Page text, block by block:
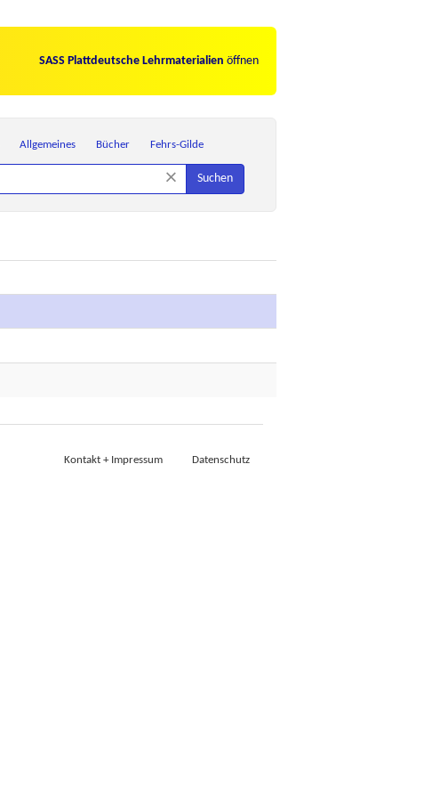
SASS Plattdeutsche Lehrmaterialien öffnen
Allgemeines Bücher Fehrs-Gilde
× Suchen
Kontakt + Impressum
Datenschutz